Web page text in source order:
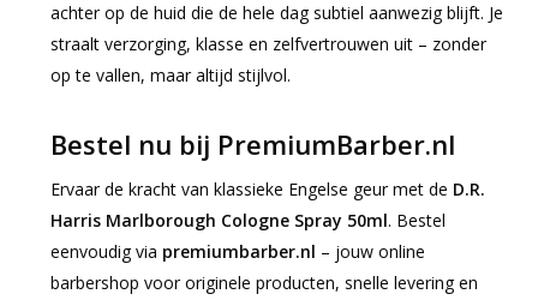
achter op de huid die de hele dag subtiel aanwezig blijft. Je
straalt verzorging, klasse en zelfvertrouwen uit – zonder
op te vallen, maar altijd stijlvol.
Bestel nu bij PremiumBarber.nl
Ervaar de kracht van klassieke Engelse geur met de D.R.
Harris Marlborough Cologne Spray 50ml. Bestel
eenvoudig via premiumbarber.nl – jouw online
barbershop voor originele producten, snelle levering en